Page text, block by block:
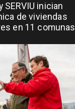
SERVIU inician
de viviendas
en 11 comunas